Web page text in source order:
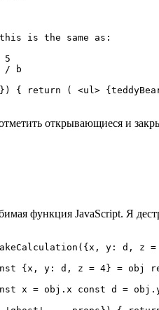
is the same as:
5
/ b
{ return ( <ul>
открывающиеся и
функция JavaScript. Я
y: d,
{x, y: d, z = 4} = obj
x = obj.x const d =